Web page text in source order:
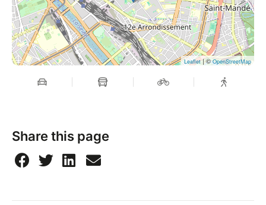
tension. Son approche expérimentale invite le public
à percevoir la beauté dans l’erreur et à reconsidérer
les technologies passées sous un regard
contemporain.
Leaflet| ©OpenStreetMap
Share this page